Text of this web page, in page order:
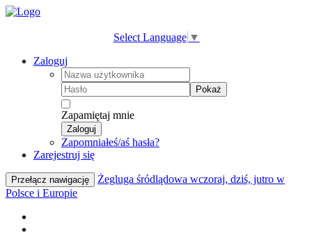
Select Language ▼
Zaloguj
Pokaż
Zapamiętaj mnie
Zaloguj
Zapomniałeś/aś hasła?
Zarejestruj się
Przełącz nawigację
Żegluga śródlądowa wczoraj, dziś, jutro w
Polsce i Europie